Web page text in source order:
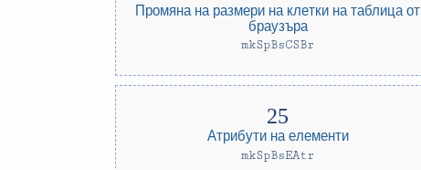
Промяна на размери на клетки на таблица от
браузъра
mkSpBsCSBr
Атрибути на елементи
mkSpBsEAtr